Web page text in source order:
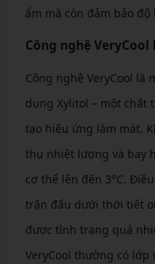
ẩm mà còn đảm bảo
Công nghệ
Công nghệ VeryCool là
dụng Xylitol – một chất
tạo hiệu ứng làm mát.
thụ nhiệt lượng và bay
cơ thể lên đến 3°C.
trận đấu dưới thời tiết
được tình trạng quá
VeryCool thường có lớp